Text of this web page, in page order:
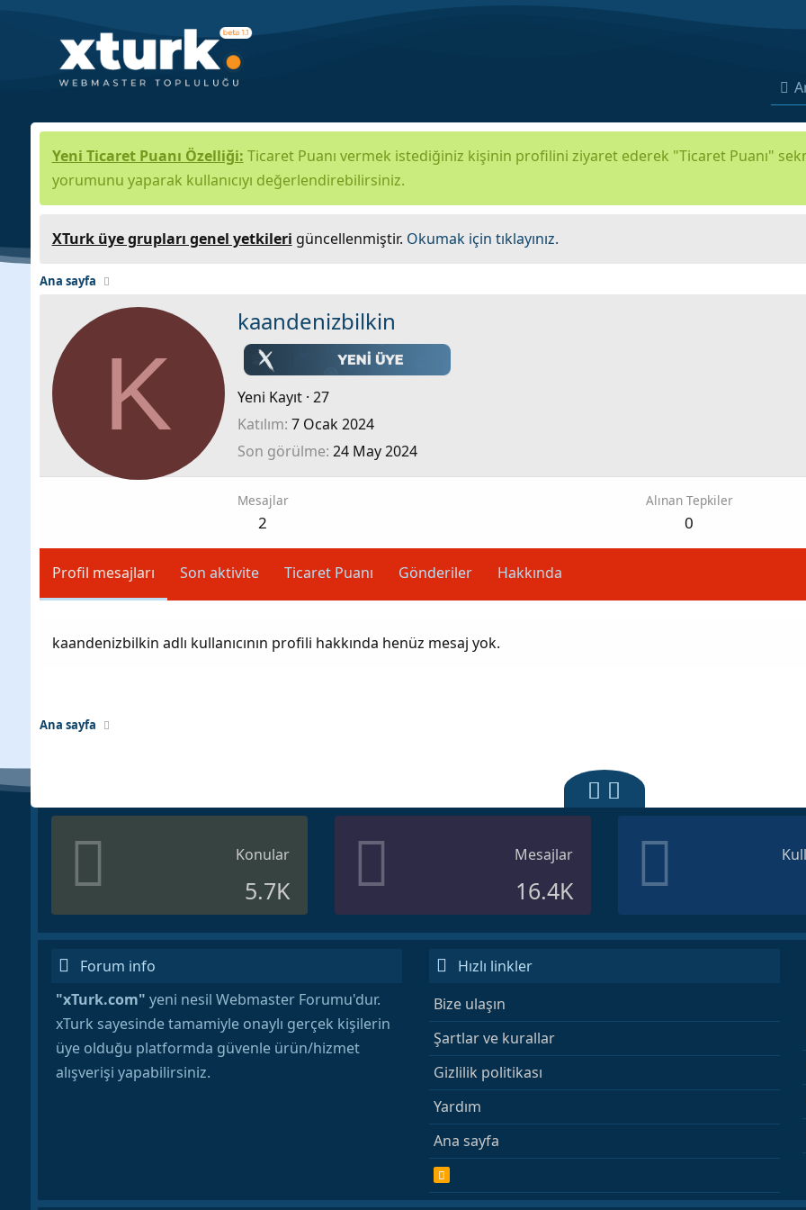
Yeni Ticaret Puanı Özelliği: Ticaret Puanı vermek istediğiniz kişinin profilini ziyaret ederek "Ticaret Puanı"
yorumunu yaparak kullanıcıyı değerlendirebilirsiniz.
XTurk üye grupları genel yetkileri güncellenmiştir. Okumak için tıklayınız.
Ana sayfa
K
kaandenizbilkin
Yeni Kayıt · 27
Katılım 7 Ocak 2024
Son görülme 24 May 2024
Mesajlar
2
Alınan Tepkiler
0
Profil mesajları Son aktivite Ticaret Puanı Gönderiler Hakkında
kaandenizbilkin adlı kullanıcının profili hakkında henüz mesaj yok.
Ana sayfa
Konular
5.7K
Mesajlar
16.4K
Forum info
"xTurk.com" yeni nesil Webmaster Forumu'dur.
xTurk sayesinde tamamiyle onaylı gerçek kişilerin
üye olduğu platformda güvenle ürün/hizmet
alışverişi yapabilirsiniz.
Hızlı linkler
Bize ulaşın
Şartlar ve kurallar
Gizlilik politikası
Yardım
Ana sayfa
R
S
S